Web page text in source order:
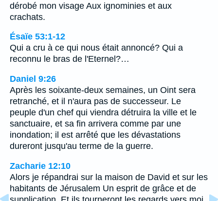
dérobé mon visage Aux ignominies et aux
crachats.
Ésaïe 53:1-12
Qui a cru à ce qui nous était annoncé? Qui a
reconnu le bras de l'Eternel?…
Daniel 9:26
Après les soixante-deux semaines, un Oint sera
retranché, et il n'aura pas de successeur. Le
peuple d'un chef qui viendra détruira la ville et le
sanctuaire, et sa fin arrivera comme par une
inondation; il est arrêté que les dévastations
dureront jusqu'au terme de la guerre.
Zacharie 12:10
Alors je répandrai sur la maison de David et sur les
habitants de Jérusalem Un esprit de grâce et de